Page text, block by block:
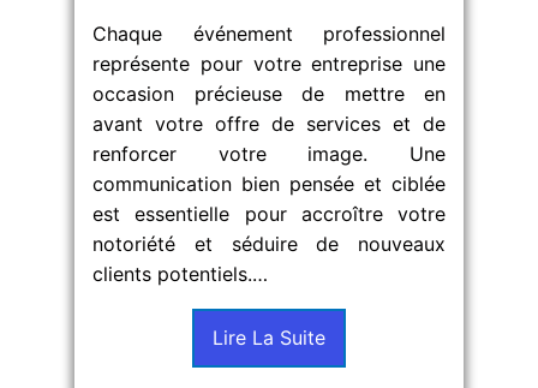
Chaque événement professionnel
représente pour votre entreprise une
occasion précieuse de mettre en
avant votre offre de services et de
renforcer votre image. Une
communication bien pensée et ciblée
est essentielle pour accroître votre
notoriété et séduire de nouveaux
clients potentiels.…
Lire La Suite